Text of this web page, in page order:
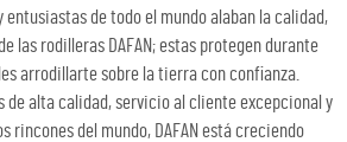
de todo el mundo alaban la calidad,
las rodilleras DAFAN; estas protegen durante
arrodillarte sobre la tierra con confianza.
de alta calidad, servicio al cliente excepcional y
rincones del mundo, DAFAN está creciendo